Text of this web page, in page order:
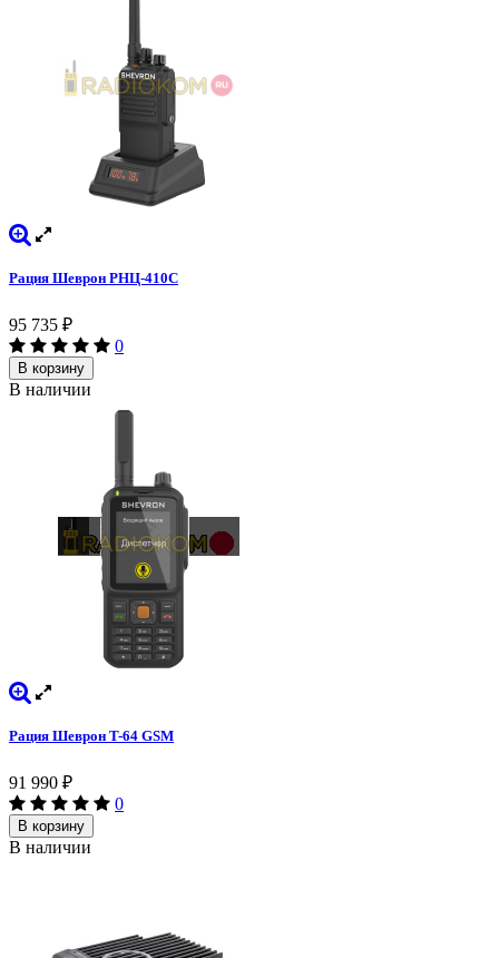
Рация Шеврон РНЦ-410С
95 735 ₽
0
В корзину
В наличии
Рация Шеврон T-64 GSM
91 990 ₽
0
В корзину
В наличии